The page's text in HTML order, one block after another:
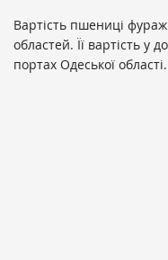
Вартість пшениці
областей. Її вартість у
портах Одеської області.